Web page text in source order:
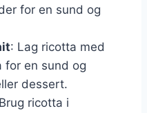
for en sund og
: Lag ricotta med
en sund og
dessert.
ricotta i